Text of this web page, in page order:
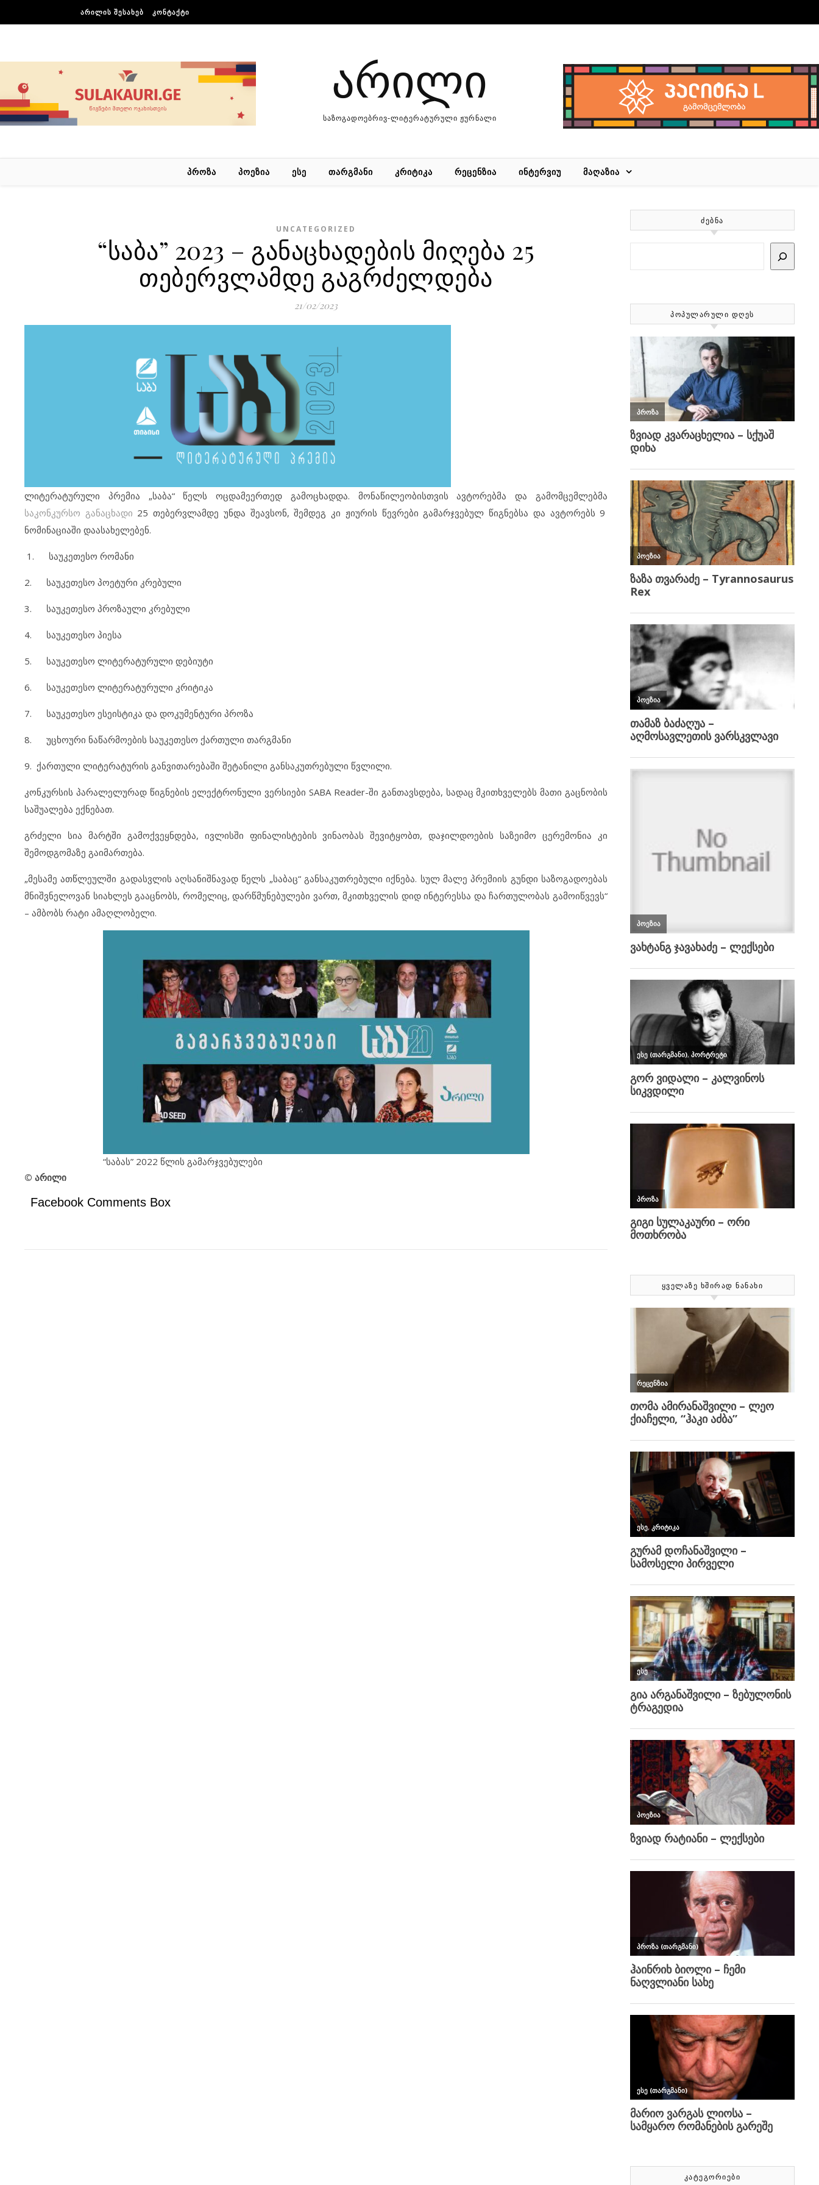
ᲐᲠᲘᲚᲘᲡ ᲨᲔᲡᲐᲮᲔᲑ ᲙᲝᲜᲢᲐᲥᲢᲘ
არილი
საზოგადოებრივ-ლიტერატურული ჟურნალი
ᲞᲠᲝᲖᲐ ᲞᲝᲔᲖᲘᲐ ᲔᲡᲔ ᲗᲐᲠᲒᲛᲐᲜᲘ ᲙᲠᲘᲢᲘᲙᲐ ᲠᲔᲪᲔᲜᲖᲘᲐ ᲘᲜᲢᲔᲠᲕᲘᲣ ᲛᲐᲦᲐᲖᲘᲐ
UNCATEGORIZED
“საბა” 2023 – განაცხადების მიღება 25
თებერვლამდე გაგრძელდება
21/02/2023
ლიტერატურული პრემია „საბა“ წელს ოცდამეერთედ გამოცხადდა. მონაწილეობისთვის ავტორებმა და გამომცემლებმა
საკონკურსო განაცხადი 25 თებერვლამდე უნდა შეავსონ, შემდეგ კი ჟიურის წევრები გამარჯვებულ წიგნებსა და ავტორებს 9
ნომინაციაში დაასახელებენ.
1. საუკეთესო რომანი
2. საუკეთესო პოეტური კრებული
3. საუკეთესო პროზაული კრებული
4. საუკეთესო პიესა
5. საუკეთესო ლიტერატურული დებიუტი
6. საუკეთესო ლიტერატურული კრიტიკა
7. საუკეთესო ესეისტიკა და დოკუმენტური პროზა
8. უცხოური ნაწარმოების საუკეთესო ქართული თარგმანი
9. ქართული ლიტერატურის განვითარებაში შეტანილი განსაკუთრებული წვლილი.
კონკურსის პარალელურად წიგნების ელექტრონული ვერსიები SABA Reader-ში განთავსდება, სადაც მკითხველებს მათი გაცნობის
საშუალება ექნებათ.
გრძელი სია მარტში გამოქვეყნდება, ივლისში ფინალისტების ვინაობას შევიტყობთ, დაჯილდოების საზეიმო ცერემონია კი
შემოდგომაზე გაიმართება.
„მესამე ათწლეულში გადასვლის აღსანიშნავად წელს „საბაც“ განსაკუთრებული იქნება. სულ მალე პრემიის გუნდი საზოგადოებას
მნიშვნელოვან სიახლეს გააცნობს, რომელიც, დარწმუნებულები ვართ, მკითხველის დიდ ინტერესსა და ჩართულობას გამოიწვევს“
– ამბობს რატი ამაღლობელი.
“საბას” 2022 წლის გამარჯვებულები
© არილი
Facebook Comments Box
ᲫᲔᲑᲜᲐ
ᲞᲝᲞᲣᲚᲐᲠᲣᲚᲘ ᲓᲦᲔᲡ
ᲧᲕᲔᲚᲐᲖᲔ ᲮᲨᲘᲠᲐᲓ ᲜᲐᲜᲐᲮᲘ
ᲙᲐᲢᲔᲒᲝᲠᲘᲔᲑᲘ